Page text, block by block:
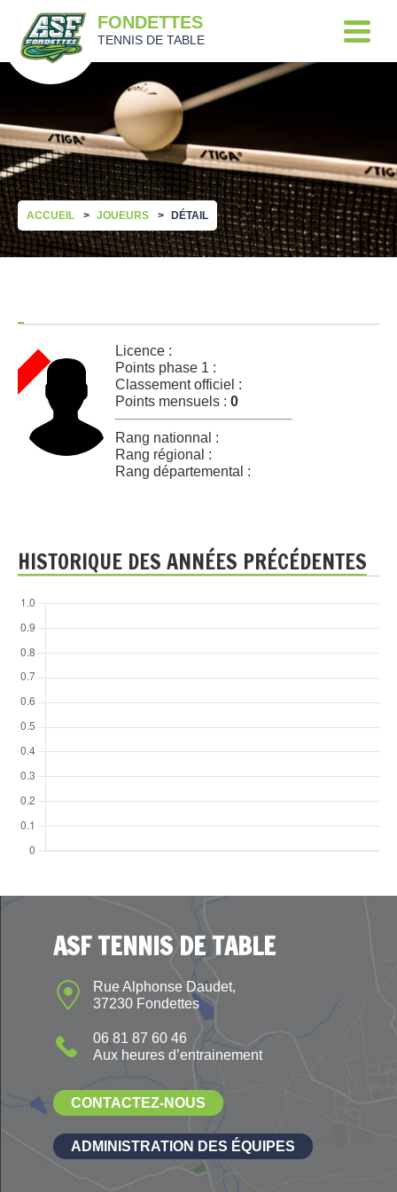
FONDETTES
TENNIS DE TABLE
ACCUEIL JOUEURS DÉTAIL
Licence :
Points phase 1 :
Classement officiel :
Points mensuels : 0
Rang nationnal :
Rang régional :
Rang départemental :
HISTORIQUE DES ANNÉES PRÉCÉDENTES
ASF TENNIS DE TABLE
Rue Alphonse Daudet,
37230 Fondettes
06 81 87 60 46
Aux heures d’entrainement
CONTACTEZ-NOUS
ADMINISTRATION DES ÉQUIPES